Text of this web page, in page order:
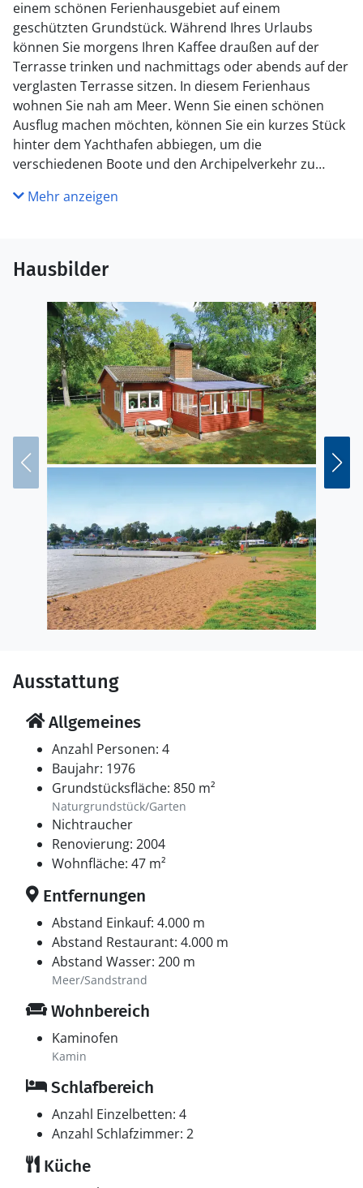
einem schönen Ferienhausgebiet auf einem
geschützten Grundstück. Während Ihres Urlaubs
können Sie morgens Ihren Kaffee draußen auf der
Terrasse trinken und nachmittags oder abends auf der
verglasten Terrasse sitzen. In diesem Ferienhaus
wohnen Sie nah am Meer. Wenn Sie einen schönen
Ausflug machen möchten, können Sie ein kurzes Stück
hinter dem Yachthafen abbiegen, um die
verschiedenen Boote und den Archipelverkehr zu
Tagesausflüge während Ihres Urlaubs in Ronneby
dem Archipelverkehr nach Aspan, Karön und Halvön.
Mehr anzeigen
Hausbilder
Ausstattung
Allgemeines
Anzahl Personen: 4
Baujahr: 1976
Grundstücksfläche: 850 m²
Naturgrundstück/Garten
Nichtraucher
Renovierung: 2004
Wohnfläche: 47 m²
Entfernungen
Abstand Einkauf: 4.000 m
Abstand Restaurant: 4.000 m
Abstand Wasser: 200 m
Meer/Sandstrand
Wohnbereich
Kaminofen
Kamin
Schlafbereich
Anzahl Einzelbetten: 4
Anzahl Schlafzimmer: 2
Küche